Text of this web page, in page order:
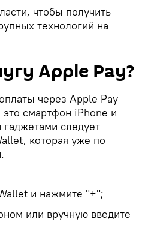
чтобы получить
технологий на
Apple Pay?
через Apple Pay
смартфон iPhone и
следует
которая уже по
и нажмите "+";
или вручную введите